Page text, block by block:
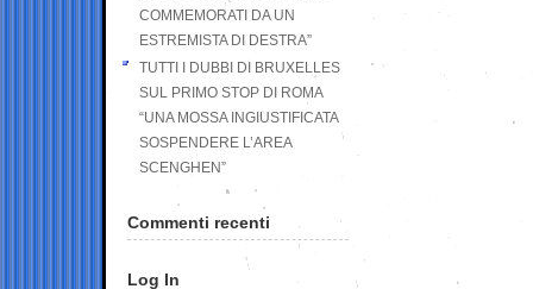
COMMEMORATI DA UN
ESTREMISTA DI DESTRA”
TUTTI I DUBBI DI BRUXELLES
SUL PRIMO STOP DI ROMA
“UNA MOSSA INGIUSTIFICATA
SOSPENDERE L’AREA
SCENGHEN”
Commenti recenti
Log In